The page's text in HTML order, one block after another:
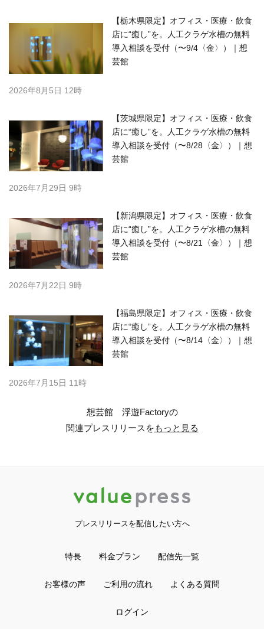
【栃木県限定】オフィス・医療・飲食
店に“癒し”を。人工クラゲ水槽の無料
導入相談を受付（〜9/4〈金〉）｜想
芸館
2026年8月5日 12時
【茨城県限定】オフィス・医療・飲食
店に“癒し”を。人工クラゲ水槽の無料
導入相談を受付（〜8/28〈金〉）｜想
芸館
2026年7月29日 9時
【新潟県限定】オフィス・医療・飲食
店に“癒し”を。人工クラゲ水槽の無料
導入相談を受付（〜8/21〈金〉）｜想
芸館
2026年7月22日 9時
【福島県限定】オフィス・医療・飲食
店に“癒し”を。人工クラゲ水槽の無料
導入相談を受付（〜8/14〈金〉）｜想
芸館
2026年7月15日 11時
想芸館 浮遊Factoryの
関連プレスリリースをもっと見る
プレスリリースを配信したい方へ
特長 料金プラン 配信先一覧
お客様の声 ご利用の流れ よくある質問
ログイン